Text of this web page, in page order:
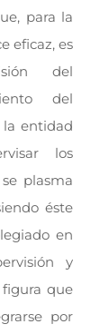
para la
eficaz, es
del
del
entidad
los
plasma
éste
en
y
que
por